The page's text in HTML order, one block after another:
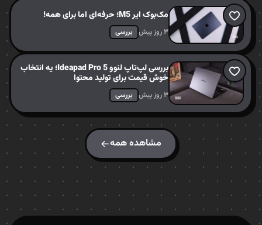
مک‌بوک ایر M5؛ حرفه‌ای اما برای همه!
۳ روز پیش بررسی
بررسی لپ‌تاپ لنوو Ideapad Pro 5؛ یه انتخاب
خوش قیمت برای تولید محتوا
۳ روز پیش بررسی
مشاهده همه